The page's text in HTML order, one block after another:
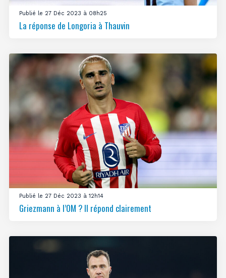
Publié le 27 Déc 2023 à 08h25
La réponse de Longoria à Thauvin
Publié le 27 Déc 2023 à 12h14
Griezmann à l’OM ? Il répond clairement